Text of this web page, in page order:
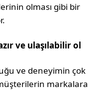
olması gibi bir
ve ulaşılabilir ol
ve deneyimin çok
markalara